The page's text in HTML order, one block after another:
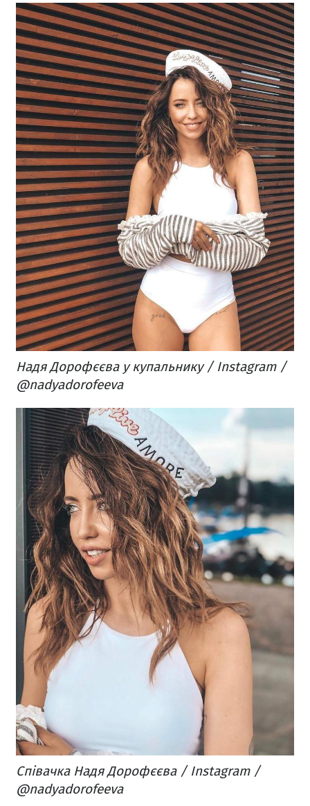
Надя Дорофєєва у купальнику / Instagram /
@nadyadorofeeva
Співачка Надя Дорофєєва / Instagram /
@nadyadorofeeva